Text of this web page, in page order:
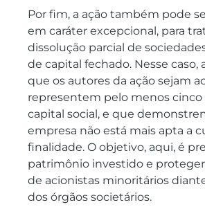
Por fim, a ação também pode
em caráter excepcional, para
dissolução parcial de
de capital fechado. Nesse caso,
que os autores da ação sejam
representem pelo menos
capital social, e que
empresa não está mais apta a
finalidade. O objetivo, aqui, é
patrimônio investido e
de acionistas minoritários
dos órgãos societários.